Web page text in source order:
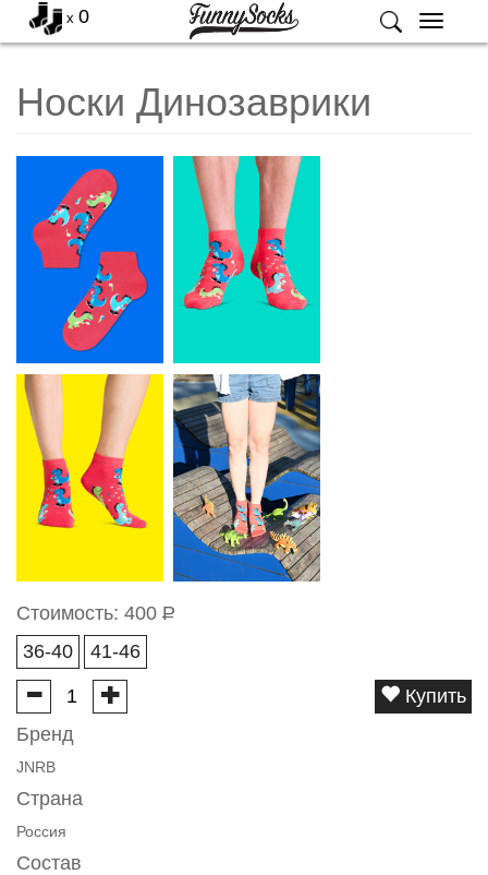
Меню
x 0
Носки Динозаврики
Стоимость: 400 Р
36-40
41-46
Купить
Бренд
JNRB
Страна
Россия
Состав